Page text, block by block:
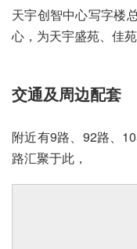
天宇创智中心写字楼
心，为天宇盛苑、佳
交通及周边配套
附近有9路、92路、
路汇聚于此，